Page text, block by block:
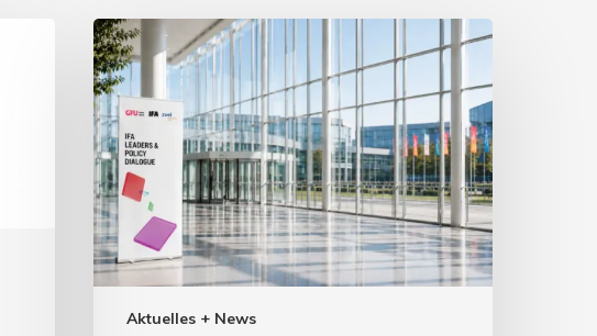
Aktuelles + News